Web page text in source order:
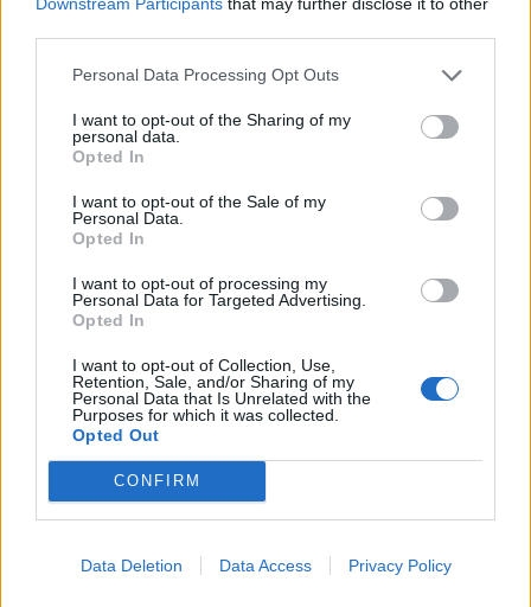
Personal Data Processing Opt Outs
I want to opt-out of the Sharing of my
personal data.
Opted In
I want to opt-out of the Sale of my
Personal Data.
Opted In
I want to opt-out of processing my
Personal Data for Targeted Advertising.
Opted In
I want to opt-out of Collection, Use,
Retention, Sale, and/or Sharing of my
Personal Data that Is Unrelated with the
Purposes for which it was collected.
Opted Out
CONFIRM
Data Deletion Data Access Privacy Policy
πουθενά. Το χρόνο που χάνεις με αυτό τον τρόπο
σε μια βόλτα για περπάτημα, ένα κρασί με φίλους
ή μια δραστηριότητα από αυτές που αναφέραμε
παραπάνω. Απομακρύνσου από το κινητό και τα
social εν γένει και κατευθείαν θα νιώσεις ψυχική
ηρεμία!